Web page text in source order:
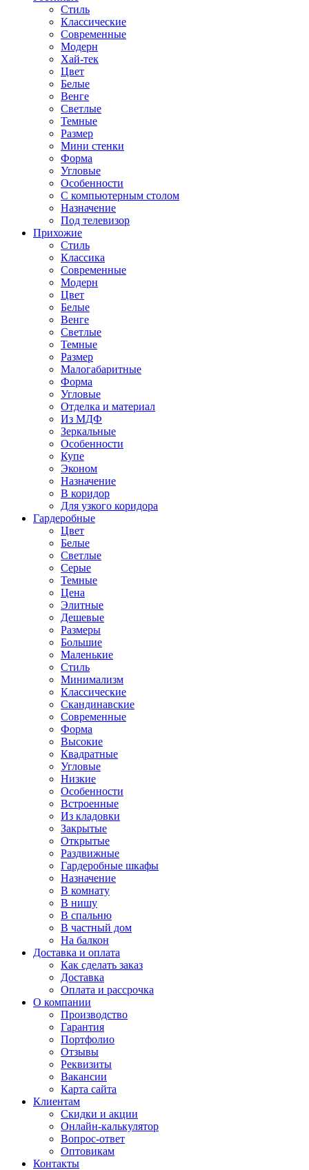
Стиль
Классические
Современные
Модерн
Хай-тек
Цвет
Белые
Венге
Светлые
Темные
Размер
Мини стенки
Форма
Угловые
Особенности
С компьютерным столом
Назначение
Под телевизор
Прихожие
Стиль
Классика
Современные
Модерн
Цвет
Белые
Венге
Светлые
Темные
Размер
Малогабаритные
Форма
Угловые
Отделка и материал
Из МДФ
Зеркальные
Особенности
Купе
Эконом
Назначение
В коридор
Для узкого коридора
Гардеробные
Цвет
Белые
Светлые
Серые
Темные
Цена
Элитные
Дешевые
Размеры
Большие
Маленькие
Стиль
Минимализм
Классические
Скандинавские
Современные
Форма
Высокие
Квадратные
Угловые
Низкие
Особенности
Встроенные
Из кладовки
Закрытые
Открытые
Раздвижные
Гардеробные шкафы
Назначение
В комнату
В нишу
В спальню
В частный дом
На балкон
Доставка и оплата
Как сделать заказ
Доставка
Оплата и рассрочка
О компании
Производство
Гарантия
Портфолио
Отзывы
Реквизиты
Вакансии
Карта сайта
Клиентам
Скидки и акции
Онлайн-калькулятор
Вопрос-ответ
Оптовикам
Контакты